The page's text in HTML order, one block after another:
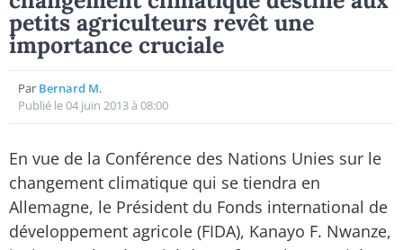
petits agriculteurs revêt une
importance cruciale
Par Bernard M.
Publié le 04 juin 2013 à 08:00
En vue de la Conférence des Nations Unies sur le
changement climatique qui se tiendra en
Allemagne, le Président du Fonds international de
développement agricole (FIDA), Kanayo F. Nwanze,